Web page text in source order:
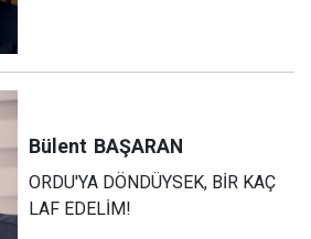
Bülent BAŞARAN
ORDU'YA DÖNDÜYSEK, BİR KAÇ
LAF EDELİM!